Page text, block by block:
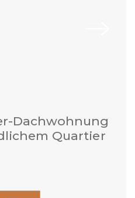
Dachwohnung
Quartier